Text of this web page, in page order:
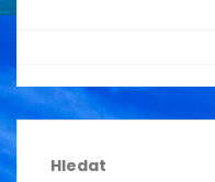
muzinacestach
Hledat